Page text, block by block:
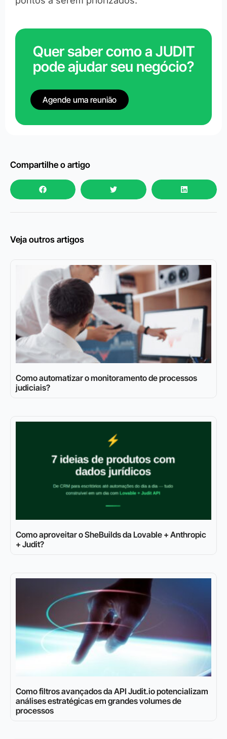
Quer saber como a JUDIT
pode ajudar seu negócio?
Agende uma reunião
Compartilhe o artigo
Veja outros artigos
Como automatizar o monitoramento de processos
judiciais?
Como aproveitar o SheBuilds da Lovable + Anthropic
+ Judit?
Como filtros avançados da API Judit.io potencializam
análises estratégicas em grandes volumes de
processos